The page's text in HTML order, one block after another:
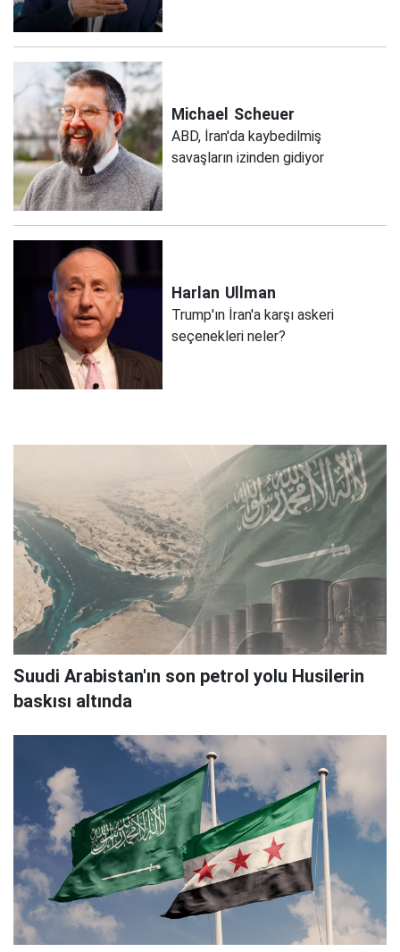
Michael Scheuer
ABD, İran'da kaybedilmiş
savaşların izinden gidiyor
Harlan Ullman
Trump'ın İran'a karşı askeri
seçenekleri neler?
Suudi Arabistan'ın son petrol yolu Husilerin
baskısı altında